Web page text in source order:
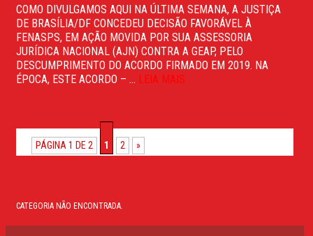
COMO DIVULGAMOS AQUI NA ÚLTIMA SEMANA, A JUSTIÇA
DE BRASÍLIA/DF CONCEDEU DECISÃO FAVORÁVEL À
FENASPS, EM AÇÃO MOVIDA POR SUA ASSESSORIA
JURÍDICA NACIONAL (AJN) CONTRA A GEAP, PELO
DESCUMPRIMENTO DO ACORDO FIRMADO EM 2019. NA
ÉPOCA, ESTE ACORDO – ... LEIA MAIS
PÁGINA 1 DE 2 1 2 »
CATEGORIA NÃO ENCONTRADA.